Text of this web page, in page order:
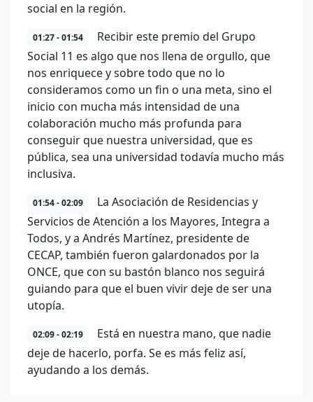
social en la región.
01:27 - 01:54
Recibir este premio del Grupo
Social 11 es algo que nos llena de orgullo, que
nos enriquece y sobre todo que no lo
consideramos como un fin o una meta, sino el
inicio con mucha más intensidad de una
colaboración mucho más profunda para
conseguir que nuestra universidad, que es
pública, sea una universidad todavía mucho más
inclusiva.
01:54 - 02:09
La Asociación de Residencias y
Servicios de Atención a los Mayores, Integra a
Todos, y a Andrés Martínez, presidente de
CECAP, también fueron galardonados por la
ONCE, que con su bastón blanco nos seguirá
guiando para que el buen vivir deje de ser una
utopía.
02:09 - 02:19
Está en nuestra mano, que nadie
deje de hacerlo, porfa. Se es más feliz así,
ayudando a los demás.